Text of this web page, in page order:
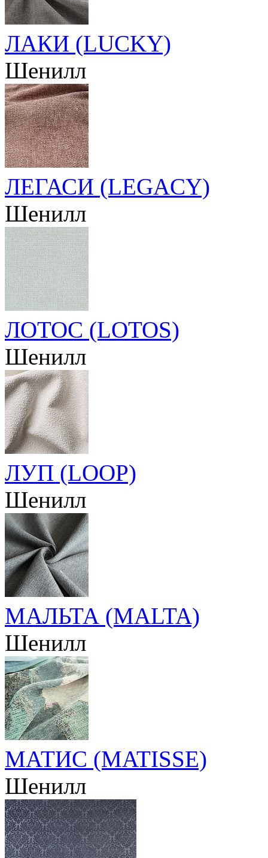
ЛАКИ (LUCKY)
Шенилл
ЛЕГАСИ (LEGACY)
Шенилл
ЛОТОС (LOTOS)
Шенилл
ЛУП (LOOP)
Шенилл
МАЛЬТА (MALTA)
Шенилл
МАТИС (MATISSE)
Шенилл